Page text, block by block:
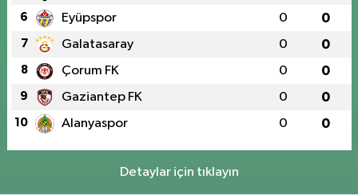
6 Eyüpspor 0 0
7 Galatasaray 0 0
8 Çorum FK 0 0
9 Gaziantep FK 0 0
10 Alanyaspor 0 0
Detaylar için tıklayın